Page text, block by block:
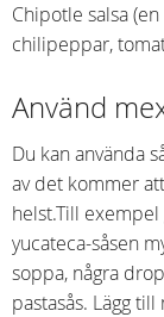
Chipotle salsa
chilipeppar,
Använd
Du kan använda
av det kommer
helst.Till
yucateca-såsen
soppa, några
pastasås. Lägg